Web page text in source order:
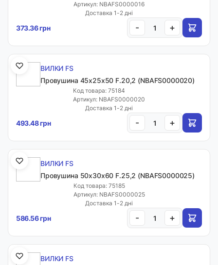
Артикул: NBAFS0000016
Доставка 1-2 дні
373.36 грн - +
ВИЛКИ FS
Провушина 45x25x50 F.20,2 (NBAFS0000020)
Код товара: 75184
Артикул: NBAFS0000020
Доставка 1-2 дні
493.48 грн - +
ВИЛКИ FS
Провушина 50x30x60 F.25,2 (NBAFS0000025)
Код товара: 75185
Артикул: NBAFS0000025
Доставка 1-2 дні
586.56 грн - +
ВИЛКИ FS